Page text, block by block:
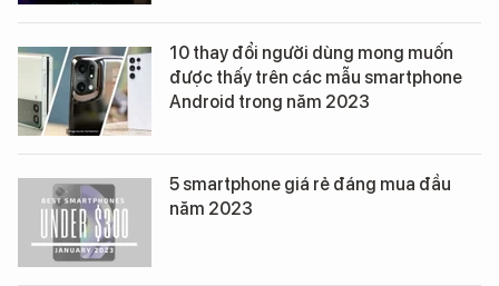
10 thay đổi người dùng mong muốn
được thấy trên các mẫu smartphone
Android trong năm 2023
5 smartphone giá rẻ đáng mua đầu
năm 2023